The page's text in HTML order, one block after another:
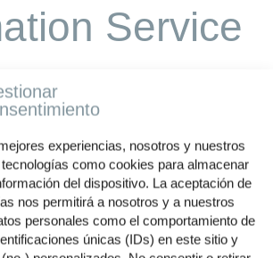
experiencias, nosotros y nuestros
como cookies para almacenar
del dispositivo. La aceptación de
nos permitirá a nosotros y a nuestros
personales como el comportamiento de
únicas (IDs) en este sitio y
Service
acceso a la información científica
nuestros productos.
Scientific Information Service